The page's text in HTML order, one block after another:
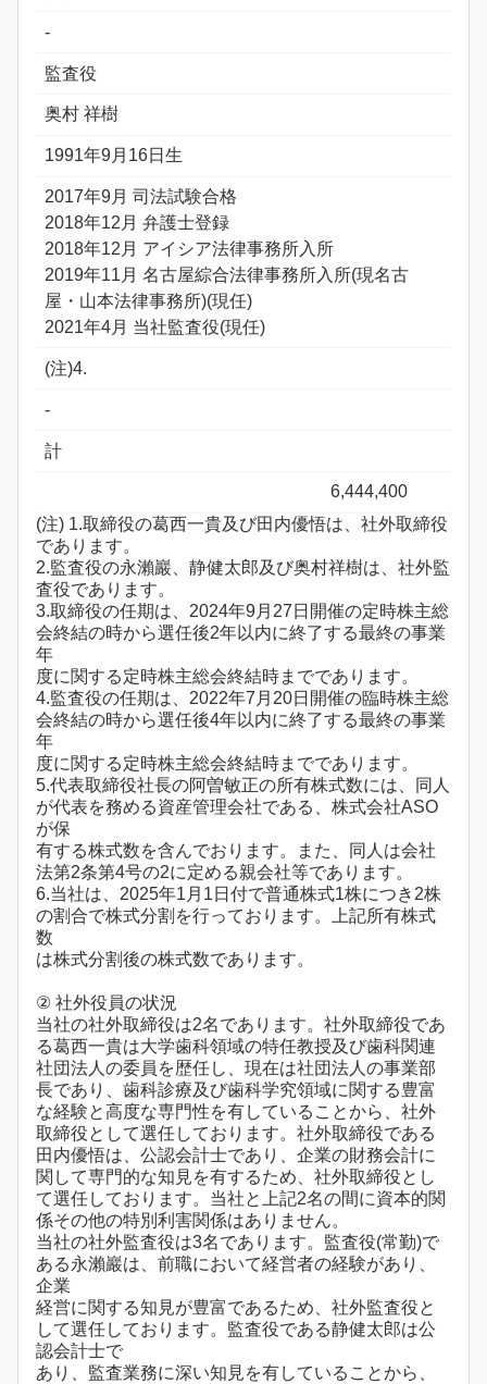
-
監査役
奥村 祥樹
1991年9月16日生
2017年9月 司法試験合格
2018年12月 弁護士登録
2018年12月 アイシア法律事務所入所
2019年11月 名古屋綜合法律事務所入所(現名古
屋・山本法律事務所)(現任)
2021年4月 当社監査役(現任)
(注)4.
-
計
6,444,400
(注) 1.取締役の葛西一貴及び田内優悟は、社外取締役
であります。
2.監査役の永瀨巖、静健太郎及び奥村祥樹は、社外監
査役であります。
3.取締役の任期は、2024年9月27日開催の定時株主総
会終結の時から選任後2年以内に終了する最終の事業
年
度に関する定時株主総会終結時までであります。
4.監査役の任期は、2022年7月20日開催の臨時株主総
会終結の時から選任後4年以内に終了する最終の事業
年
度に関する定時株主総会終結時までであります。
5.代表取締役社長の阿曽敏正の所有株式数には、同人
が代表を務める資産管理会社である、株式会社ASO
が保
有する株式数を含んでおります。また、同人は会社
法第2条第4号の2に定める親会社等であります。
6.当社は、2025年1月1日付で普通株式1株につき2株
の割合で株式分割を行っております。上記所有株式
数
は株式分割後の株式数であります。
② 社外役員の状況
当社の社外取締役は2名であります。社外取締役であ
る葛西一貴は大学歯科領域の特任教授及び歯科関連
社団法人の委員を歴任し、現在は社団法人の事業部
長であり、歯科診療及び歯科学究領域に関する豊富
な経験と高度な専門性を有していることから、社外
取締役として選任しております。社外取締役である
田内優悟は、公認会計士であり、企業の財務会計に
関して専門的な知見を有するため、社外取締役とし
て選任しております。当社と上記2名の間に資本的関
係その他の特別利害関係はありません。
当社の社外監査役は3名であります。監査役(常勤)で
ある永瀨巖は、前職において経営者の経験があり、
企業
経営に関する知見が豊富であるため、社外監査役と
して選任しております。監査役である静健太郎は公
認会計士で
あり、監査業務に深い知見を有していることから、